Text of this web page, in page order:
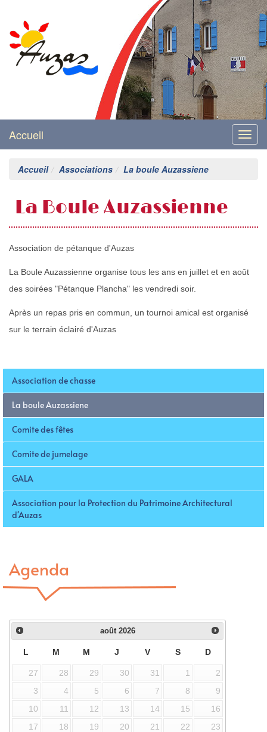
Mairie d'Auzas
Menu
Accueil
Accueil Associations La boule Auzassiene
La Boule Auzassienne
Association de pétanque d'Auzas
La Boule Auzassienne organise tous les ans en juillet et en août
des soirées "Pétanque Plancha" les vendredi soir.
Après un repas pris en commun, un tournoi amical est organisé
sur le terrain éclairé d'Auzas
Association de chasse
La boule Auzassiene
Comite des fêtes
Comite de jumelage
GALA
Association pour la Protection du Patrimoine Architectural
d'Auzas
Agenda
août 2026
L M M J V S D
27 28 29 30 31 1
2
3
4 5 6 7 8
9
10
11 12 13 14 15
16
17
18 19 20 21 22
23